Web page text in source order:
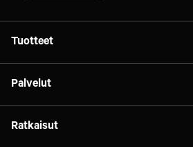
Tuotteet
Tarvikkeet
Palvelut
Konsultointi
Ratkaisut